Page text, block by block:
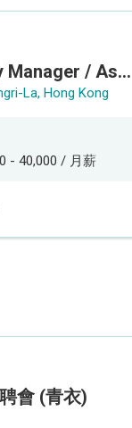
Security Manager / Assistant Security Manager
La, Hong Kong
- 40,000 / 月薪
會 (青衣)